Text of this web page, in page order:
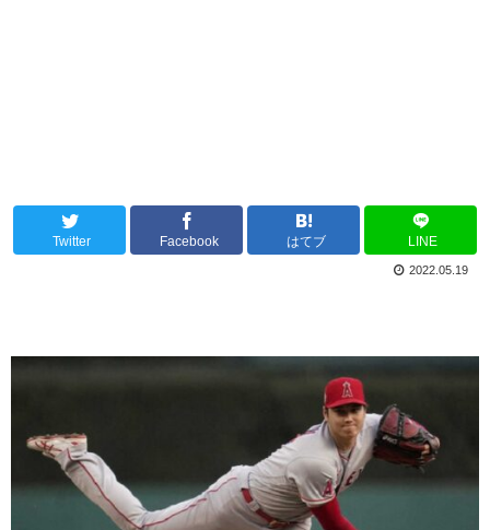
Twitter Facebook はてブ LINE
2022.05.19